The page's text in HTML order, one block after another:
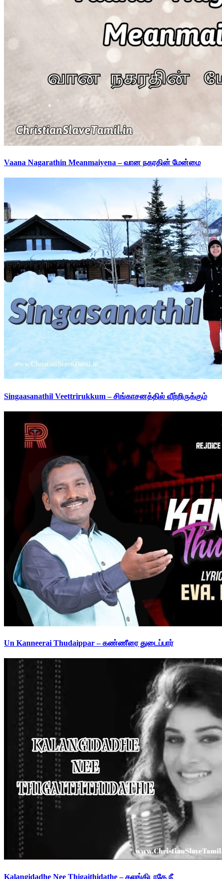
Vaana Nagarathin Meanmaiyena – வான நகரதின் மேன்மை
Singaasanathil Veettrirukkum – சிங்காசனத்தில் வீற்றிருக்கும்
Un Kanneerai Thudaippar – கண்ணீரை துடைப்பார்
Kalangidadhe Nee Thigaithidathe – கலங்கிடாதே நீ